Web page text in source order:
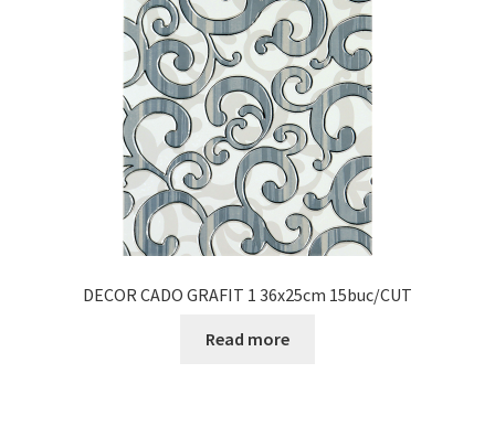
DECOR CADO GRAFIT 1 36x25cm 15buc/CUT
Read more